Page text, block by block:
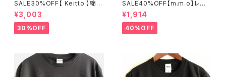
SALE30%OFF【 Keitto 】綿10
0% 襟付きニットカーディガン
(五分袖) オレンジ×オフボーダ
ー Mサイズ KDHX6315【ケイッ
ト】
¥3,003
30%OFF
SALE40%OFF【m.m.o】レー
ヨン プリントクリンクルパンツ
ブラック Mサイズ【エムエムオ
ー】
¥1,914
40%OFF